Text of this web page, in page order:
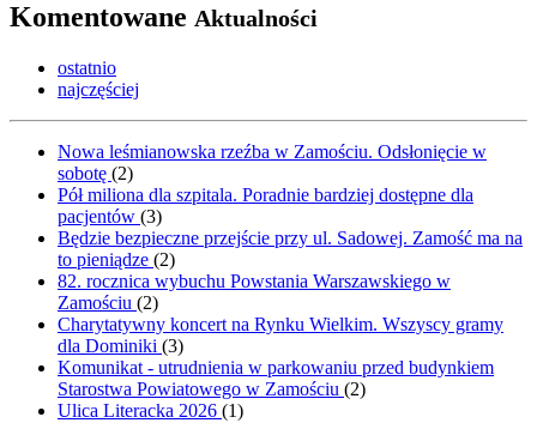
Komentowane Aktualności
ostatnio
najczęściej
Nowa leśmianowska rzeźba w Zamościu. Odsłonięcie w
sobotę (2)
Pół miliona dla szpitala. Poradnie bardziej dostępne dla
pacjentów (3)
Będzie bezpieczne przejście przy ul. Sadowej. Zamość ma na
to pieniądze (2)
82. rocznica wybuchu Powstania Warszawskiego w
Zamościu (2)
Charytatywny koncert na Rynku Wielkim. Wszyscy gramy
dla Dominiki (3)
Komunikat - utrudnienia w parkowaniu przed budynkiem
Starostwa Powiatowego w Zamościu (2)
Ulica Literacka 2026 (1)